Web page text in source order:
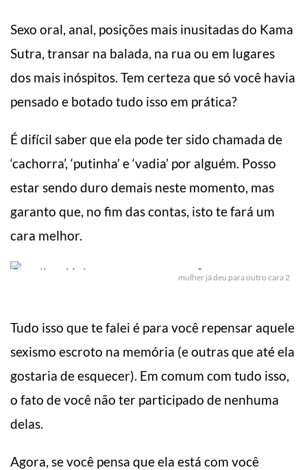
Sexo oral, anal, posições mais inusitadas do Kama
Sutra, transar na balada, na rua ou em lugares
dos mais inóspitos. Tem certeza que só você havia
pensado e botado tudo isso em prática?
É difícil saber que ela pode ter sido chamada de
‘cachorra’, ‘putinha’ e ‘vadia’ por alguém. Posso
estar sendo duro demais neste momento, mas
garanto que, no fim das contas, isto te fará um
cara melhor.
mulher já deu para outro cara 2
Tudo isso que te falei é para você repensar aquele
sexismo escroto na memória (e outras que até ela
gostaria de esquecer). Em comum com tudo isso,
o fato de você não ter participado de nenhuma
delas.
Agora, se você pensa que ela está com você